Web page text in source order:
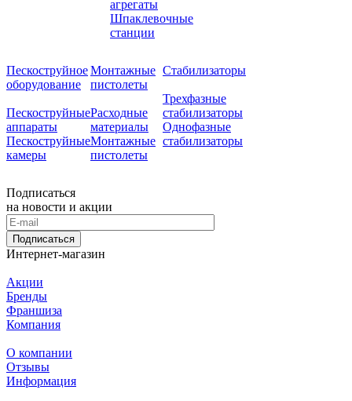
агрегаты
Шпаклевочные
станции
Пескоструйное
оборудование
Пескоструйные
аппараты
Пескоструйные
камеры
Монтажные
пистолеты
Расходные
материалы
Монтажные
пистолеты
Стабилизаторы
Трехфазные
стабилизаторы
Однофазные
стабилизаторы
Подписаться
на новости и акции
Подписаться
Интернет-магазин
Акции
Бренды
Франшиза
Компания
О компании
Отзывы
Информация